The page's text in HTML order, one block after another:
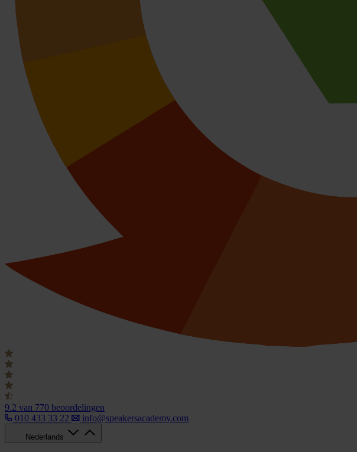
9.2 van 770 beoordelingen
010 433 33 22
info@speakersacademy.com
Nederlands